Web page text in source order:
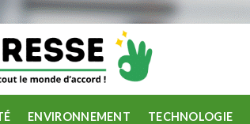
ENVIRONNEMENT TECHNOLOGIE